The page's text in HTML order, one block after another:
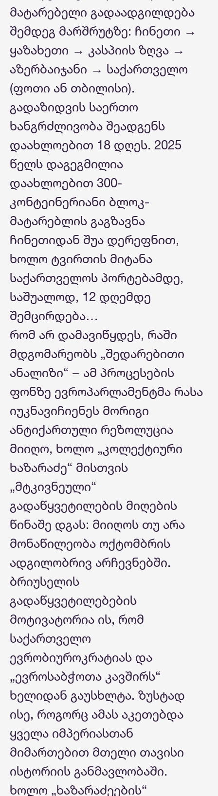
მატარებელი გადაადგილდება
შემდეგ მარშრუტზე: ჩინეთი →
ყაზახეთი → კასპიის ზღვა →
აზერბაიჯანი → საქართველო
(ფოთი ან თბილისი).
გადაზიდვის საერთო
ხანგრძლივობა შეადგენს
დაახლოებით 18 დღეს. 2025
წელს დაგეგმილია
დაახლოებით 300-
კონტეინერიანი ბლოკ-
მატარებლის გაგზავნა
ჩინეთიდან შუა დერეფნით,
ხოლო ტვირთის მიტანა
საქართველოს პორტებამდე,
საშუალოდ, 12 დღემდე
შემცირდება…
რომ არ დამავიწყდეს, რაში
მდგომარეობს „შედარებითი
ანალიზი“ − ამ პროცესების
ფონზე ევროპარლამენტმა რასა
იუკნავიჩიენეს მორიგი
ანტიქართული რეზოლუცია
მიიღო, ხოლო „კოლექტიური
ხაზარაძე“ მისთვის
„მტკივნეული“
გადაწყვეტილების მიღების
წინაშე დგას: მიიღოს თუ არა
მონაწილეობა ოქტომბრის
ადგილობრივ არჩევნებში.
ბრიუსელის
გადაწყვეტილებების
მოტივატორია ის, რომ
საქართველო
ევრობიუროკრატიას და
„ევროსაბჭოთა კავშირს“
ხელიდან გაუსხლტა. ზუსტად
ისე, როგორც ამას აკეთებდა
ყველა იმპერიასთან
მიმართებით მთელი თავისი
ისტორიის განმავლობაში.
ხოლო „ხაზარაძეების“